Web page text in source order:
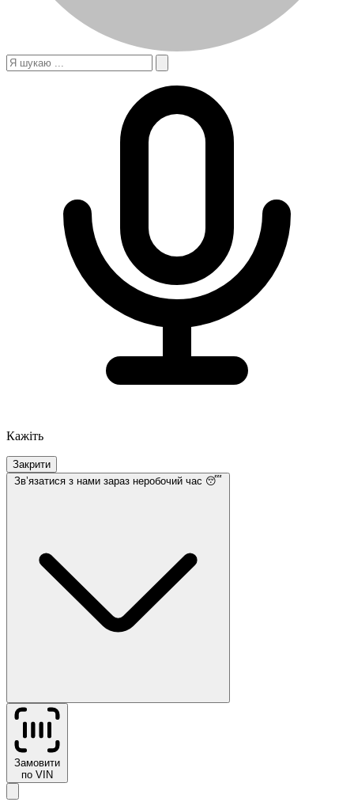
Кажіть
Закрити
Звʼязатися з нами зараз неробочий час 😴
Замовити
по VIN